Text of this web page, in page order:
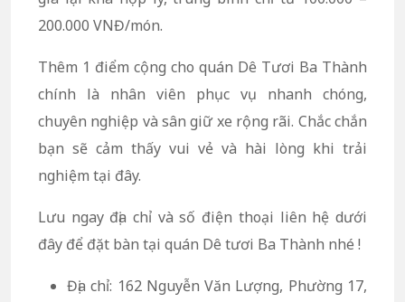
200.000 VNĐ/món.
Thêm 1 điểm cộng cho quán Dê Tươi Ba Thành
chính là nhân viên phục vụ nhanh chóng,
chuyên nghiệp và sân giữ xe rộng rãi. Chắc chắn
bạn sẽ cảm thấy vui vẻ và hài lòng khi trải
nghiệm tại đây.
Lưu ngay địa chỉ và số điện thoại liên hệ dưới
đây để đặt bàn tại quán Dê tươi Ba Thành nhé !
Địa chỉ: 162 Nguyễn Văn Lượng, Phường 17,